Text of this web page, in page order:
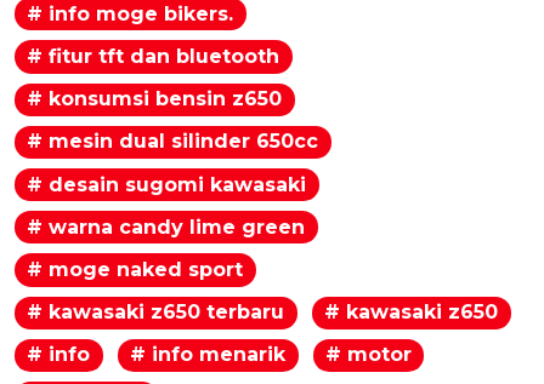
# info moge bikers.
# fitur tft dan bluetooth
# konsumsi bensin z650
# mesin dual silinder 650cc
# desain sugomi kawasaki
# warna candy lime green
# moge naked sport
# kawasaki z650 terbaru
# kawasaki z650
# info
# info menarik
# motor